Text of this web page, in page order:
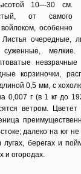
10—30 см.
от самого
особенно
очередные,
мелкие.
корзиночки,
0,5 мм, с
0,007 г (в 1 кг до
ветром.
далеко на юг не
берегах и
и огородах.